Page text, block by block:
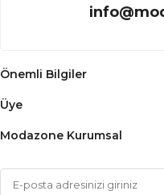
Önemli Bilgiler
Üye
Modazone Kurumsal